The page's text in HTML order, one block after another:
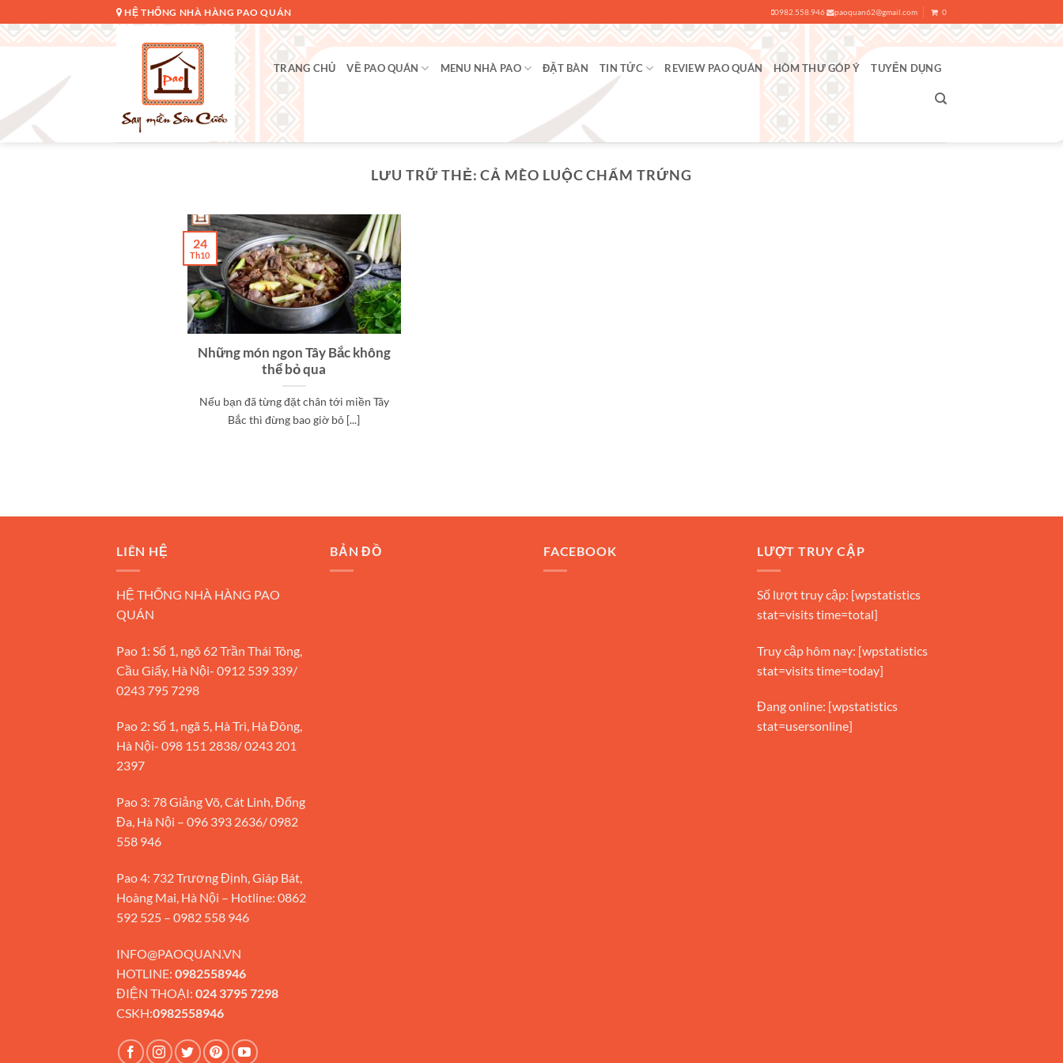
qua
nội
HỆ THỐNG NHÀ HÀNG PAO QUÁN 0982.558.946 paoquan62@gmail.com 0
TRANG CHỦ VỀ PAO QUÁN MENU NHÀ PAO ĐẶT BÀN TIN TỨC REVIEW PAO QUÁN HÒM THƯ GÓP Ý TUYỂN DỤNG
LƯU TRỮ THẺ:CẢ MÈO LUỘC CHẤM TRỨNG
Những món ngon Tây Bắc không
thể bỏ qua
Nếu bạn đã từng đặt chân tới miền Tây
Bắc thì đừng bao giờ bỏ [...]
24
Th10
LIÊN HỆ
HỆ THỐNG NHÀ HÀNG PAO
QUÁN
Pao 1: Số 1, ngõ 62 Trần Thái Tông,
Cầu Giấy, Hà Nội- 0912 539 339/
0243 795 7298
Pao 2: Số 1, ngã 5, Hà Trì, Hà Đông,
Hà Nội- 098 151 2838/ 0243 201
2397
Pao 3: 78 Giảng Võ, Cát Linh, Đống
Đa, Hà Nội – 096 393 2636/ 0982
558 946
Pao 4: 732 Trương Định, Giáp Bát,
Hoàng Mai, Hà Nội – Hotline: 0862
592 525 – 0982 558 946
INFO@PAOQUAN.VN
HOTLINE: 0982558946
ĐIỆN THOẠI: 024 3795 7298
CSKH:0982558946
BẢN ĐỒ FACEBOOK LƯỢT TRUY CẬP
Số lượt truy cập: [wpstatistics
stat=visits time=total]
Truy cập hôm nay: [wpstatistics
stat=visits time=today]
Đang online: [wpstatistics
stat=usersonline]